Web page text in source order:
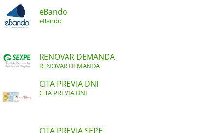
eBando
eBando
RENOVAR DEMANDA
RENOVAR DEMANDA
CITA PREVIA DNI
CITA PREVIA DNI
CITA PREVIA SEPE